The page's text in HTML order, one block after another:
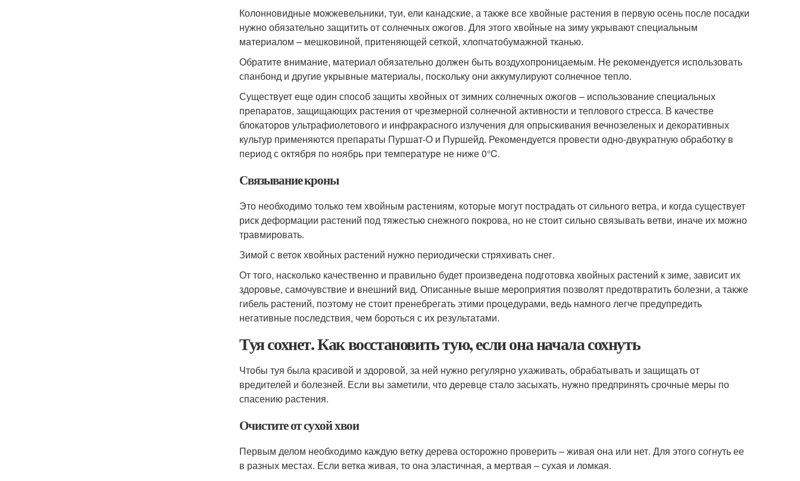
Колонновидные можжевельники, туи, ели канадские, а также все хвойные растения в первую осень после посадки
нужно обязательно защитить от солнечных ожогов. Для этого хвойные на зиму укрывают специальным
материалом – мешковиной, притеняющей сеткой, хлопчатобумажной тканью.
Обратите внимание, материал обязательно должен быть воздухопроницаемым. Не рекомендуется использовать
спанбонд и другие укрывные материалы, поскольку они аккумулируют солнечное тепло.
Существует еще один способ защиты хвойных от зимних солнечных ожогов – использование специальных
препаратов, защищающих растения от чрезмерной солнечной активности и теплового стресса. В качестве
блокаторов ультрафиолетового и инфракрасного излучения для опрыскивания вечнозеленых и декоративных
культур применяются препараты Пуршат-О и Пуршейд. Рекомендуется провести одно-двукратную обработку в
период с октября по ноябрь при температуре не ниже 0°C.
Связывание кроны
Это необходимо только тем хвойным растениям, которые могут пострадать от сильного ветра, и когда существует
риск деформации растений под тяжестью снежного покрова, но не стоит сильно связывать ветви, иначе их можно
травмировать.
Зимой с веток хвойных растений нужно периодически стряхивать снег.
От того, насколько качественно и правильно будет произведена подготовка хвойных растений к зиме, зависит их
здоровье, самочувствие и внешний вид. Описанные выше мероприятия позволят предотвратить болезни, а также
гибель растений, поэтому не стоит пренебрегать этими процедурами, ведь намного легче предупредить
негативные последствия, чем бороться с их результатами.
Туя сохнет. Как восстановить тую, если она начала сохнуть
Чтобы туя была красивой и здоровой, за ней нужно регулярно ухаживать, обрабатывать и защищать от
вредителей и болезней. Если вы заметили, что деревце стало засыхать, нужно предпринять срочные меры по
спасению растения.
Очистите от сухой хвои
Первым делом необходимо каждую ветку дерева осторожно проверить – живая она или нет. Для этого согнуть ее
в разных местах. Если ветка живая, то она эластичная, а мертвая – сухая и ломкая.